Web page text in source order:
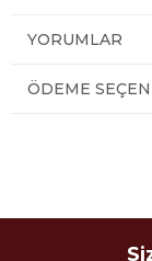
YORUMLAR
ÖDEME